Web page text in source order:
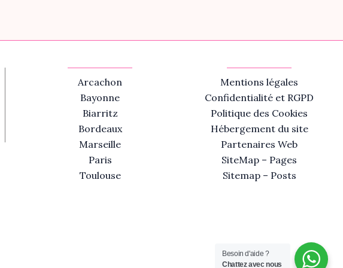
Arcachon
Bayonne
Biarritz
Bordeaux
Marseille
Paris
Toulouse
Mentions légales
Confidentialité et RGPD
Politique des Cookies
Hébergement du site
Partenaires Web
SiteMap – Pages
Sitemap – Posts
Besoin d'aide ?
Chattez avec nous